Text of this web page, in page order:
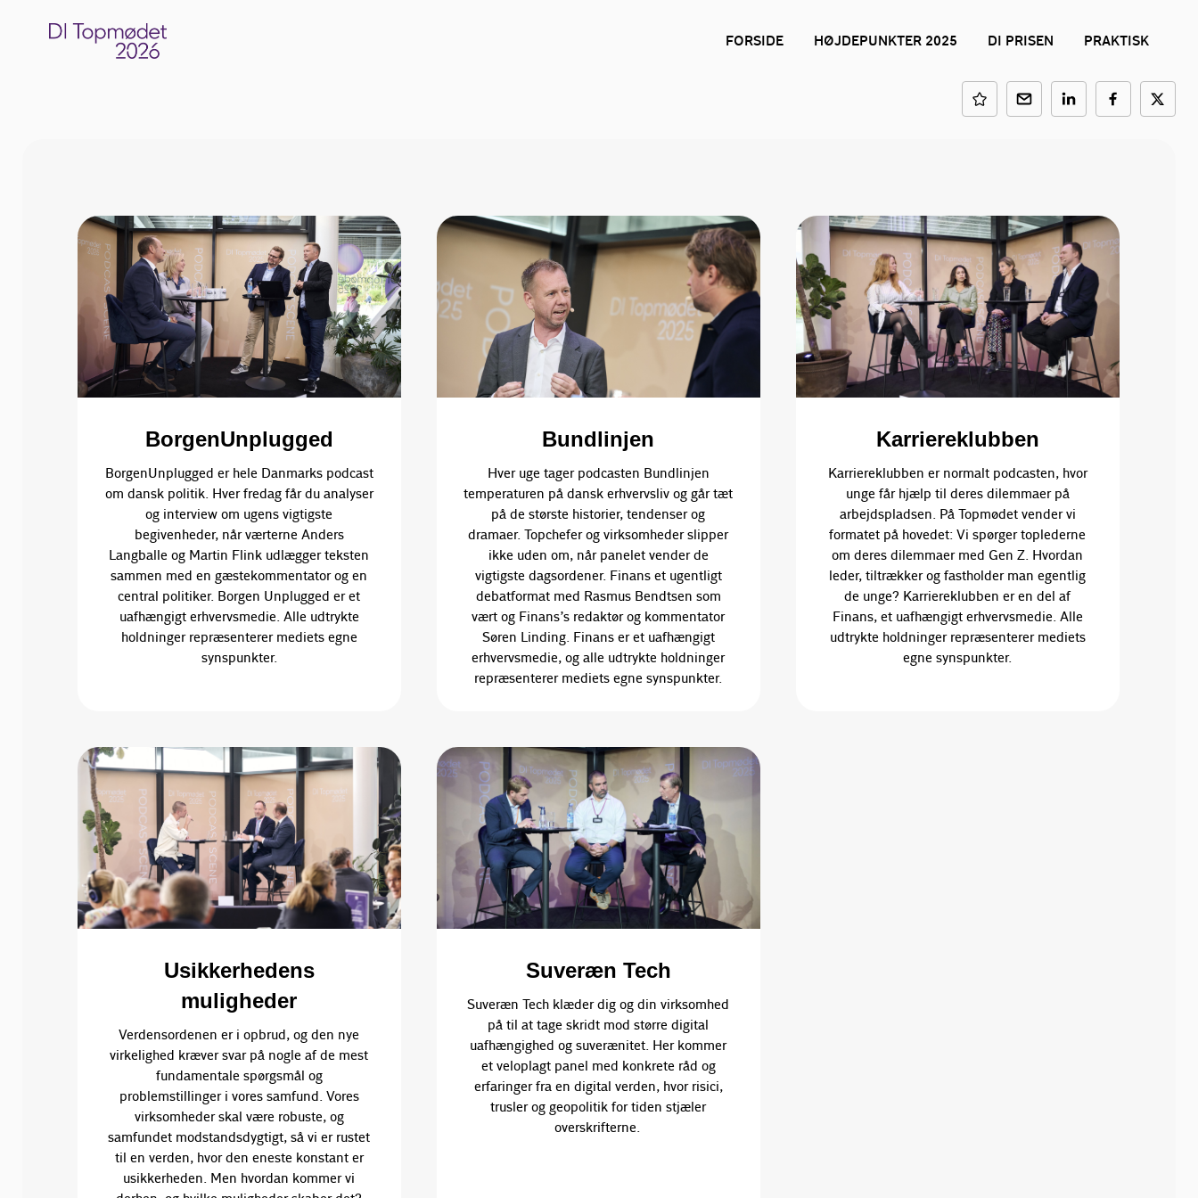
FORSIDE HØJDEPUNKTER 2025 DI PRISEN PRAKTISK
På DI Topmødet 2025 optog vi flere podcasts, som du kan lytte til her. Vær
opmærksom på at Finans, Karriereklubben og BorgenUnplugged er uafhængige
BorgenUnplugged
BorgenUnplugged er hele Danmarks podcast
om dansk politik. Hver fredag får du analyser
og interview om ugens vigtigste
begivenheder, når værterne Anders
Langballe og Martin Flink udlægger teksten
sammen med en gæstekommentator og en
central politiker. Borgen Unplugged er et
uafhængigt erhvervsmedie. Alle udtrykte
holdninger repræsenterer mediets egne
synspunkter.
Bundlinjen
Hver uge tager podcasten Bundlinjen
temperaturen på dansk erhvervsliv og går tæt
på de største historier, tendenser og
dramaer. Topchefer og virksomheder slipper
ikke uden om, når panelet vender de
vigtigste dagsordener. Finans et ugentligt
debatformat med Rasmus Bendtsen som
vært og Finans’s redaktør og kommentator
Søren Linding. Finans er et uafhængigt
erhvervsmedie, og alle udtrykte holdninger
repræsenterer mediets egne synspunkter.
Karriereklubben
Karriereklubben er normalt podcasten, hvor
unge får hjælp til deres dilemmaer på
arbejdspladsen. På Topmødet vender vi
formatet på hovedet: Vi spørger toplederne
om deres dilemmaer med Gen Z. Hvordan
leder, tiltrækker og fastholder man egentlig
de unge? Karriereklubben er en del af
Finans, et uafhængigt erhvervsmedie. Alle
udtrykte holdninger repræsenterer mediets
egne synspunkter.
Usikkerhedens
muligheder
Verdensordenen er i opbrud, og den nye
virkelighed kræver svar på nogle af de mest
fundamentale spørgsmål og
problemstillinger i vores samfund. Vores
virksomheder skal være robuste, og
samfundet modstandsdygtigt, så vi er rustet
til en verden, hvor den eneste konstant er
usikkerheden. Men hvordan kommer vi
Suveræn Tech
Suveræn Tech klæder dig og din virksomhed
på til at tage skridt mod større digital
uafhængighed og suverænitet. Her kommer
et veloplagt panel med konkrete råd og
erfaringer fra en digital verden, hvor risici,
trusler og geopolitik for tiden stjæler
overskrifterne.